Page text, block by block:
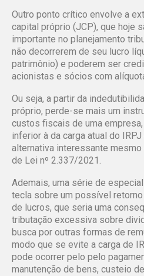
Outro ponto crítico envolve a
capital próprio (JCP), que hoje
importante no planejamento
não decorrerem de seu lucro
patrimônio) e poderem ser
acionistas e sócios com
Ou seja, a partir da
próprio, perde-se mais um
custos fiscais de uma
inferior à da carga atual do
alternativa interessante
de Lei nº 2.337/2021.
Ademais, uma série de
tecla sobre um possível
de lucros, que seria uma
tributação excessiva sobre
busca por outras formas de
modo que se evite a carga de
pode ocorrer pelo pelo
manutenção de bens, custeio